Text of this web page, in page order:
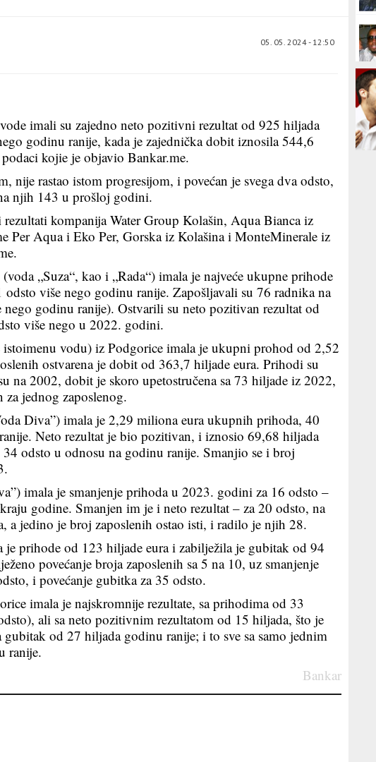
05. 05. 2024 - 12:50
imali su zajedno neto pozitivni rezultat od 925 hiljada
godinu ranije, kada je zajednička dobit iznosila 544,6
kojie je objavio Bankar.me.
nije rastao istom progresijom, i povećan je svega dva odsto,
njih 143 u prošloj godini.
kompanija Water Group Kolašin, Aqua Bianca iz
Per Aqua i Eko Per, Gorska iz Kolašina i MonteMinerale iz
„Suza“, kao i „Rada“) imala je najveće ukupne prihode
više nego godinu ranije. Zapošljavali su 76 radnika na
godinu ranije). Ostvarili su neto pozitivan rezultat od
više nego u 2022. godini.
vodu) iz Podgorice imala je ukupni prohod od 2,52
ostvarena je dobit od 363,7 hiljade eura. Prihodi su
na 2002, dobit je skoro upetostručena sa 73 hiljade iz 2022,
za jednog zaposlenog.
Diva”) imala je 2,29 miliona eura ukupnih prihoda, 40
Neto rezultat je bio pozitivan, i iznosio 69,68 hiljada
34 odsto u odnosu na godinu ranije. Smanjio se i broj
imala je smanjenje prihoda u 2023. godini za 16 odsto –
godine. Smanjen im je i neto rezultat – za 20 odsto, na
a jedino je broj zaposlenih ostao isti, i radilo je njih 28.
je prihode od 123 hiljade eura i zabilježila je gubitak od 94
povećanje broja zaposlenih sa 5 na 10, uz smanjenje
i povećanje gubitka za 35 odsto.
imala je najskromnije rezultate, sa prihodima od 33
ali sa neto pozitivnim rezultatom od 15 hiljada, što je
od 27 hiljada godinu ranije; i to sve sa samo jednim
ranije.
Bankar